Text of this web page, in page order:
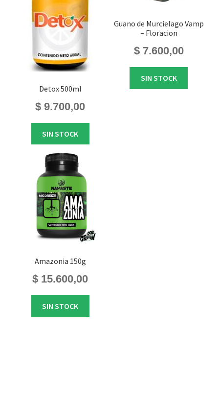
Detox 500ml
$ 9.700,00
SIN STOCK
Guano de Murcielago Vamp
– Floracion
$7.600,00
SIN STOCK
Amazonia 150g
$ 15.600,00
SIN STOCK